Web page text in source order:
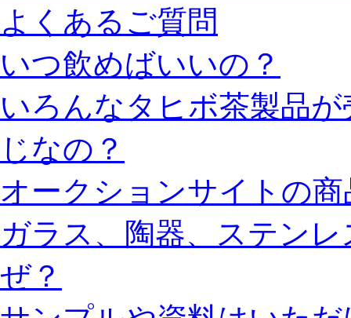
よくあるご質問
いつ飲めばいいの？
いろんなタヒボ茶製品
じなの？
オークションサイトの
ガラス、陶器、ステン
ぜ？